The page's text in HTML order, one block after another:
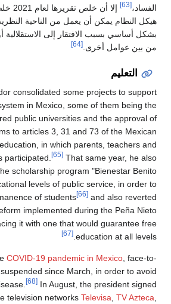
الفساد،[63]
إلا
هيكل النظام يمكن أن يعمل من الناحية
بشكل أساسي بسبب الافتقار إلى الاستقلالية
من بين عوامل أخرى. [64]
التعليم
consolidated some projects to support
in Mexico, some of them being the
public universities and the approval of
to articles 3, 31 and 73 of the Mexican
in which parents, teachers and
participated.
[65] That same year, he also
scholarship program "Bienestar Benito
levels of public service, in order to
of students
[66] and also reverted
implemented during the Peña Nieto
it with one that would guarantee free
education at all levels.
[67]
COVID-19 pandemic in Mexico , face-to-
since March, in order to avoid
[68] In August, the president signed
television networks Televisa TV Azteca